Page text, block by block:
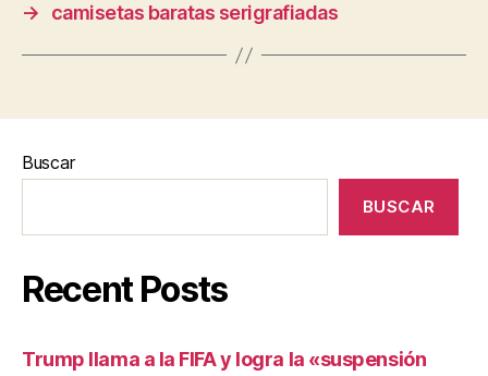
→
camisetas baratas serigrafiadas
Buscar
BUSCAR
Recent Posts
Trump llama a la FIFA y logra la «suspensión